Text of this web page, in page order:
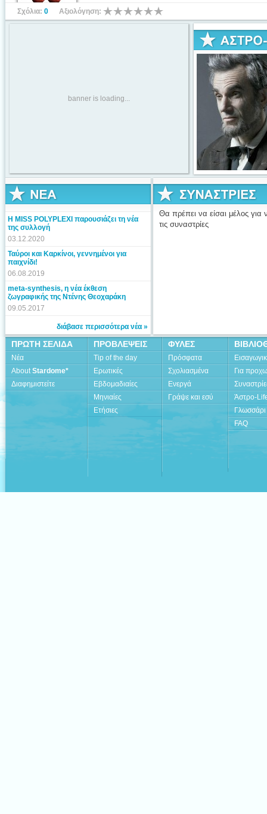
Σχόλια: 0 Αξιολόγηση:
banner is loading...
Η MISS POLYPLEXI παρουσιάζει τη νέα
της συλλογή
03.12.2020
Ταύροι και Καρκίνοι, γεννημένοι για
παιχνίδι!
06.08.2019
meta-synthesis, η νέα έκθεση
ζωγραφικής της Ντένης Θεοχαράκη
09.05.2017
διάβασε περισσότερα νέα »
Θα πρέπει να είσαι μέλος για
τις συναστρίες
ΠΡΩΤΗ ΣΕΛΙΔΑ
Νέα
AboutStardome*
Διαφημιστείτε
ΠΡΟΒΛΕΨΕΙΣ
Tip of the day
Ερωτικές
Εβδομαδιαίες
Μηνιαίες
Ετήσιες
ΦΥΛΕΣ
Πρόσφατα
Σχολιασμένα
Ενεργά
Γράψε και εσύ
Για
Άστρο-
Γλωσσάρι
FAQ